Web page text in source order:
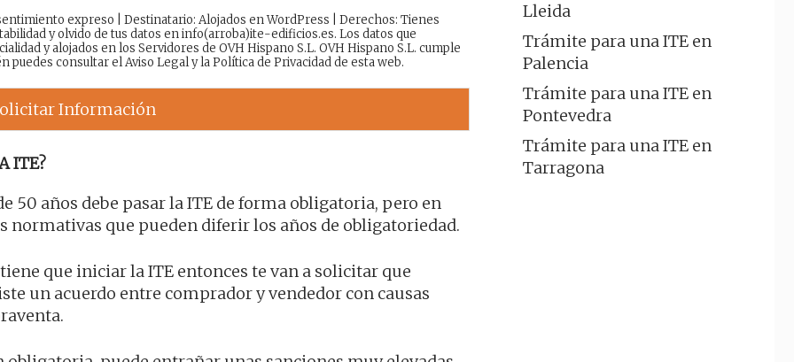
expreso | Destinatario: Alojados en WordPress | Derechos: Tienes
y olvido de tus datos en info(arroba)ite-edificios.es. Los datos que
y alojados en los Servidores de OVH Hispano S.L. OVH Hispano S.L. cumple
puedes consultar elAviso Legaly laPolítica de Privacidadde esta web.
Información
ITE?
50 años debe pasar la ITE de forma obligatoria, pero en
que pueden diferir los años de obligatoriedad.
que iniciar la ITE entonces te van a solicitar que
un acuerdo entre comprador y vendedor con causas
Lleida
Trámite para una ITE en
Palencia
Trámite para una ITE en
Pontevedra
Trámite para una ITE en
Tarragona